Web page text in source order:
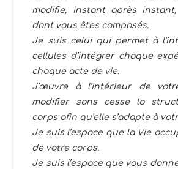
modifie, instant après
dont vous êtes composés.
Je suis celui qui permet à
cellules d’intégrer chaque
chaque acte de vie.
J’œuvre à l’intérieur de
modifier sans cesse la
corps afin qu’elle s’adapte à
Je suis l’espace que la Vie
de votre corps.
Je suis l’espace que vous